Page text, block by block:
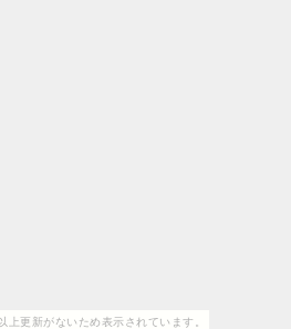
上更新がないため表示されています。